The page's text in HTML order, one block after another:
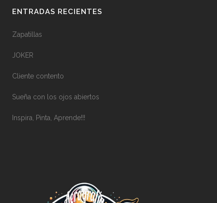
ENTRADAS RECIENTES
Zapatillas
JOKER
Cliente contento
Sueña con los ojos abiertos
Inspira, Pinta, Aprende!!!